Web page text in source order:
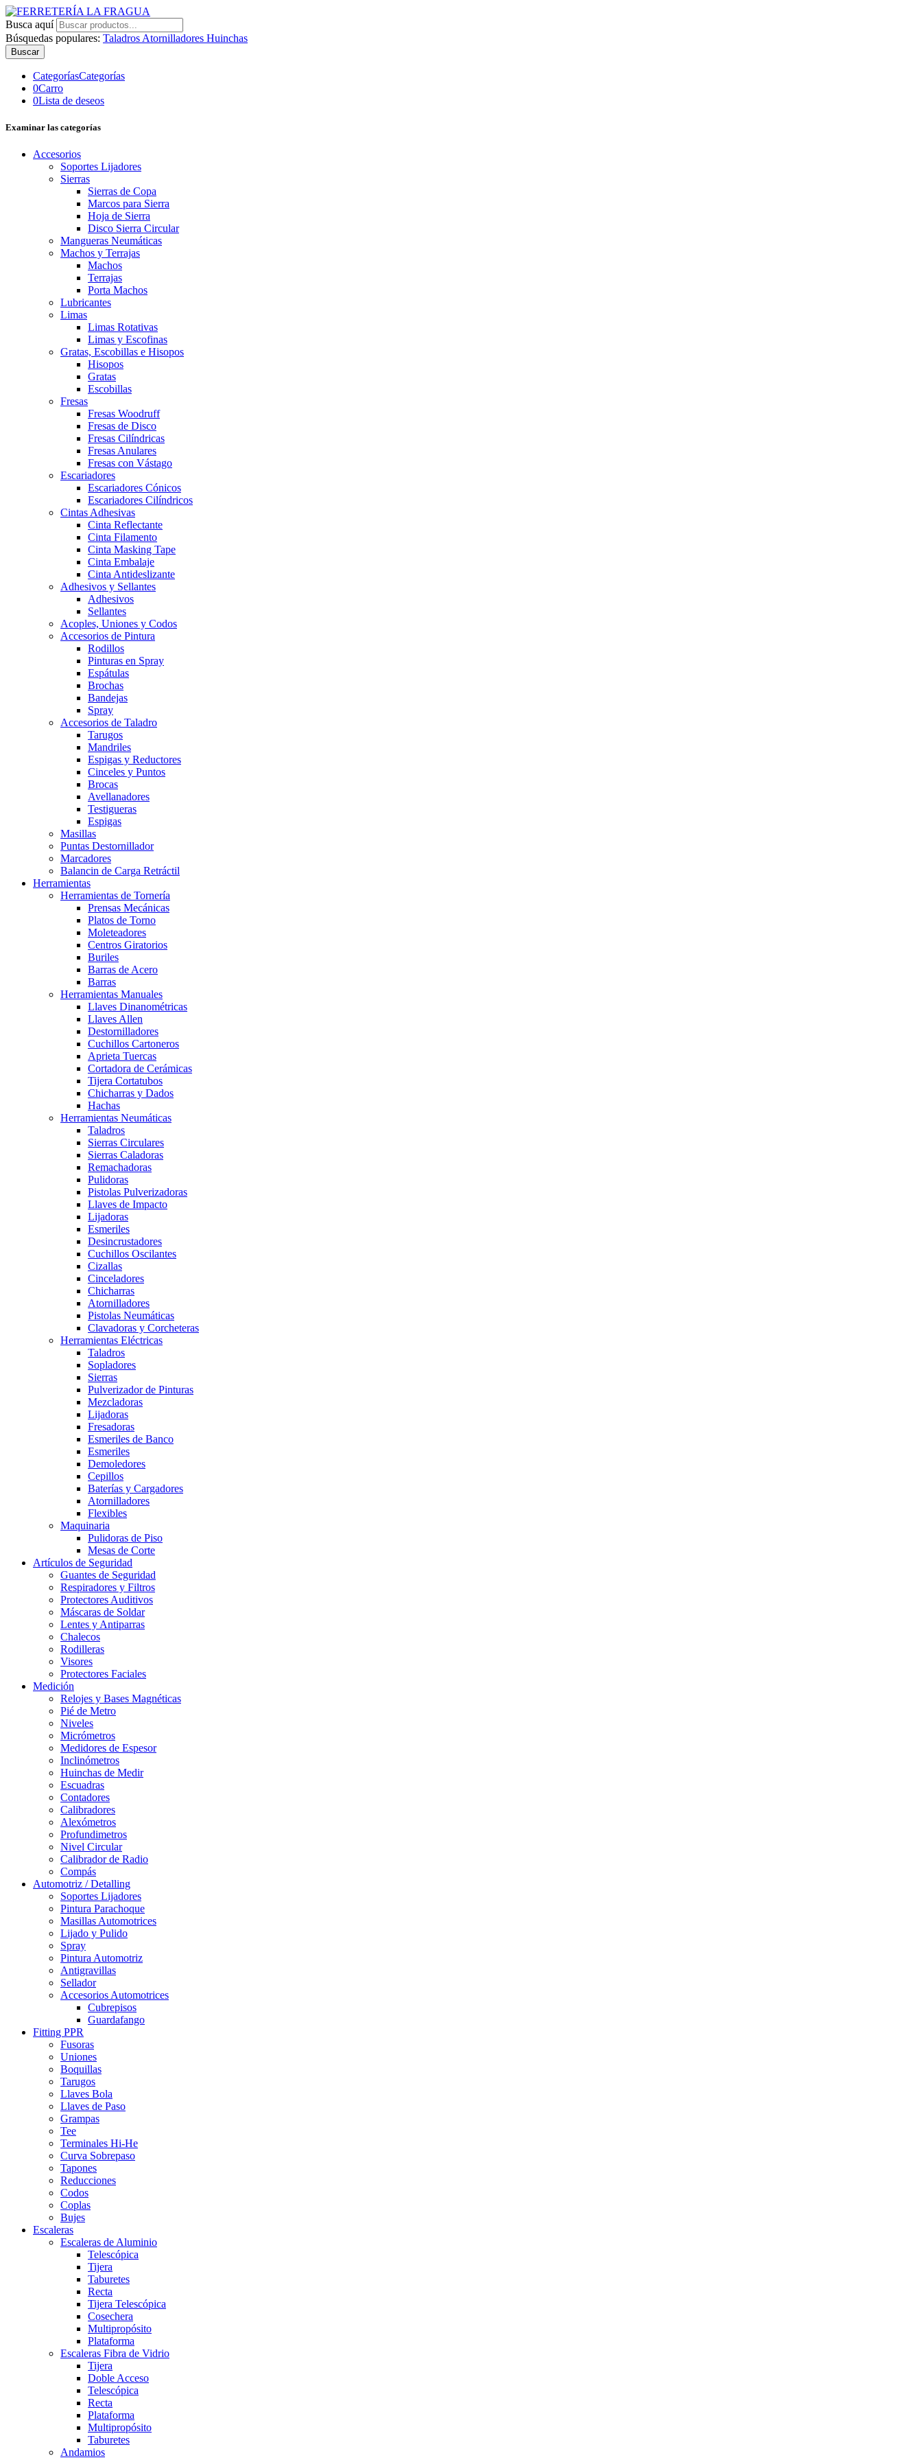
Busca aquí
Búsquedas populares: Taladros Atornilladores Huinchas
Buscar
CategoríasCategorías
0Carro
0Lista de deseos
Examinar las categorías
Accesorios
Soportes Lijadores
Sierras
Sierras de Copa
Marcos para Sierra
Hoja de Sierra
Disco Sierra Circular
Mangueras Neumáticas
Machos y Terrajas
Machos
Terrajas
Porta Machos
Lubricantes
Limas
Limas Rotativas
Limas y Escofinas
Gratas, Escobillas e Hisopos
Hisopos
Gratas
Escobillas
Fresas
Fresas Woodruff
Fresas de Disco
Fresas Cilíndricas
Fresas Anulares
Fresas con Vástago
Escariadores
Escariadores Cónicos
Escariadores Cilíndricos
Cintas Adhesivas
Cinta Reflectante
Cinta Filamento
Cinta Masking Tape
Cinta Embalaje
Cinta Antideslizante
Adhesivos y Sellantes
Adhesivos
Sellantes
Acoples, Uniones y Codos
Accesorios de Pintura
Rodillos
Pinturas en Spray
Espátulas
Brochas
Bandejas
Spray
Accesorios de Taladro
Tarugos
Mandriles
Espigas y Reductores
Cinceles y Puntos
Brocas
Avellanadores
Testigueras
Espigas
Masillas
Puntas Destornillador
Marcadores
Balancin de Carga Retráctil
Herramientas
Herramientas de Tornería
Prensas Mecánicas
Platos de Torno
Moleteadores
Centros Giratorios
Buriles
Barras de Acero
Barras
Herramientas Manuales
Llaves Dinanométricas
Llaves Allen
Destornilladores
Cuchillos Cartoneros
Aprieta Tuercas
Cortadora de Cerámicas
Tijera Cortatubos
Chicharras y Dados
Hachas
Herramientas Neumáticas
Taladros
Sierras Circulares
Sierras Caladoras
Remachadoras
Pulidoras
Pistolas Pulverizadoras
Llaves de Impacto
Lijadoras
Esmeriles
Desincrustadores
Cuchillos Oscilantes
Cizallas
Cinceladores
Chicharras
Atornilladores
Pistolas Neumáticas
Clavadoras y Corcheteras
Herramientas Eléctricas
Taladros
Sopladores
Sierras
Pulverizador de Pinturas
Mezcladoras
Lijadoras
Fresadoras
Esmeriles de Banco
Esmeriles
Demoledores
Cepillos
Baterías y Cargadores
Atornilladores
Flexibles
Maquinaria
Pulidoras de Piso
Mesas de Corte
Artículos de Seguridad
Guantes de Seguridad
Respiradores y Filtros
Protectores Auditivos
Máscaras de Soldar
Lentes y Antiparras
Chalecos
Rodilleras
Visores
Protectores Faciales
Medición
Relojes y Bases Magnéticas
Pié de Metro
Niveles
Micrómetros
Medidores de Espesor
Inclinómetros
Huinchas de Medir
Escuadras
Contadores
Calibradores
Alexómetros
Profundimetros
Nivel Circular
Calibrador de Radio
Compás
Automotriz / Detalling
Soportes Lijadores
Pintura Parachoque
Masillas Automotrices
Lijado y Pulido
Spray
Pintura Automotriz
Antigravillas
Sellador
Accesorios Automotrices
Cubrepisos
Guardafango
Fitting PPR
Fusoras
Uniones
Boquillas
Tarugos
Llaves Bola
Llaves de Paso
Grampas
Tee
Terminales Hi-He
Curva Sobrepaso
Tapones
Reducciones
Codos
Coplas
Bujes
Escaleras
Escaleras de Aluminio
Telescópica
Tijera
Taburetes
Recta
Tijera Telescópica
Cosechera
Multipropósito
Plataforma
Escaleras Fibra de Vidrio
Tijera
Doble Acceso
Telescópica
Recta
Plataforma
Multipropósito
Taburetes
Andamios